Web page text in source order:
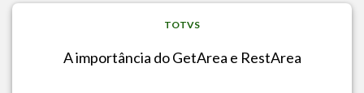
TOTVS
A importância do GetArea e RestArea